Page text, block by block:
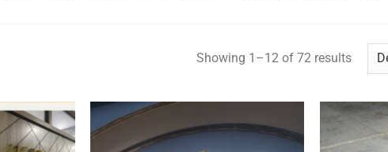
Showing 1–12 of 72 results